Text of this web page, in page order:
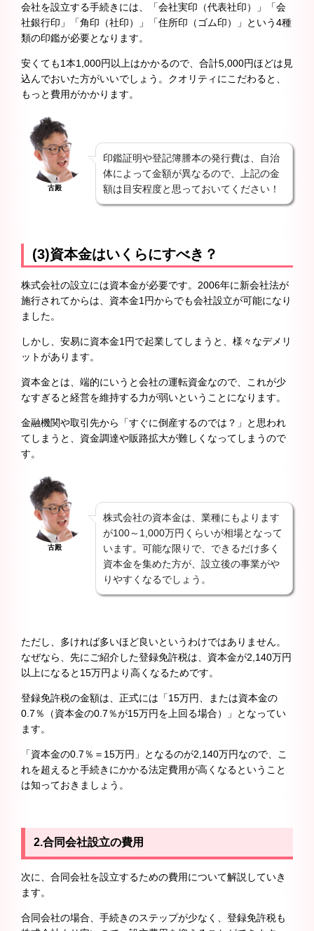
会社を設立する手続きには、「会社実印（代表社印）」「会
社銀行印」「角印（社印）」「住所印（ゴム印）」という4種
類の印鑑が必要となります。
安くても1本1,000円以上はかかるので、合計5,000円ほどは見
込んでおいた方がいいでしょう。クオリティにこだわると、
もっと費用がかかります。
古殿
印鑑証明や登記簿謄本の発行費は、自治
体によって金額が異なるので、上記の金
額は目安程度と思っておいてください！
(3)資本金はいくらにすべき？
株式会社の設立には資本金が必要です。2006年に新会社法が
施行されてからは、資本金1円からでも会社設立が可能になり
ました。
しかし、安易に資本金1円で起業してしまうと、様々なデメリ
ットがあります。
資本金とは、端的にいうと会社の運転資金なので、これが少
なすぎると経営を維持する力が弱いということになります。
金融機関や取引先から「すぐに倒産するのでは？」と思われ
てしまうと、資金調達や販路拡大が難しくなってしまうので
す。
古殿
株式会社の資本金は、業種にもよります
が100～1,000万円くらいが相場となって
います。可能な限りで、できるだけ多く
資本金を集めた方が、設立後の事業がや
りやすくなるでしょう。
ただし、多ければ多いほど良いというわけではありません。
なぜなら、先にご紹介した登録免許税は、資本金が2,140万円
以上になると15万円より高くなるためです。
登録免許税の金額は、正式には「15万円、または資本金の
0.7％（資本金の0.7％が15万円を上回る場合）」となってい
ます。
「資本金の0.7％＝15万円」となるのが2,140万円なので、こ
れを超えると手続きにかかる法定費用が高くなるということ
は知っておきましょう。
2.合同会社設立の費用
次に、合同会社を設立するための費用について解説していき
ます。
合同会社の場合、手続きのステップが少なく、登録免許税も